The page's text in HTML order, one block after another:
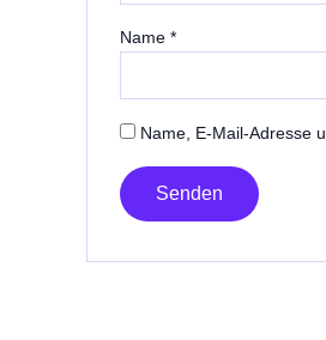
Name *
Name, E-Mail-Adresse